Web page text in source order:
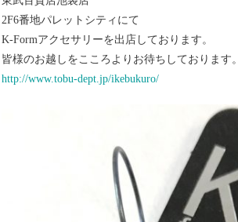
2F6番地パレットシティにて
K-Formアクセサリーを出店しております。
皆様のお越しをこころよりお待ちしております。
http://www.tobu-dept.jp/ikebukuro/